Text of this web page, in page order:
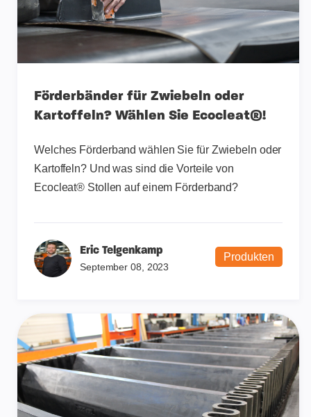
Förderbänder für Zwiebeln oder
Kartoffeln? Wählen Sie Ecocleat®!
Welches Förderband wählen Sie für Zwiebeln oder
Kartoffeln? Und was sind die Vorteile von
Ecocleat® Stollen auf einem Förderband?
Eric Telgenkamp
September 08, 2023
Produkten